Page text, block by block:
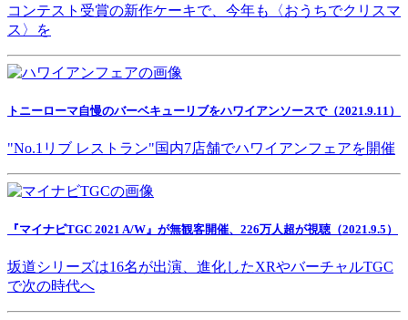
コンテスト受賞の新作ケーキで、今年も〈おうちでクリスマ
ス〉を
トニーローマ自慢のバーベキューリブをハワイアンソースで（2021.9.11）
"No.1リブ レストラン"国内7店舗でハワイアンフェアを開催
『マイナビTGC 2021 A/W』が無観客開催、226万人超が視聴（2021.9.5）
坂道シリーズは16名が出演、進化したXRやバーチャルTGC
で次の時代へ